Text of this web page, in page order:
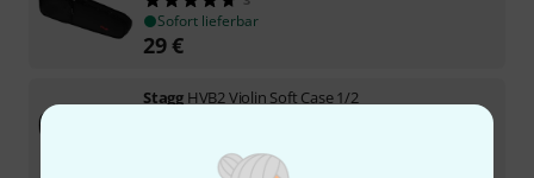
Sofort lieferbar
29€
Stagg HVB2 Violin Soft Case 1/2